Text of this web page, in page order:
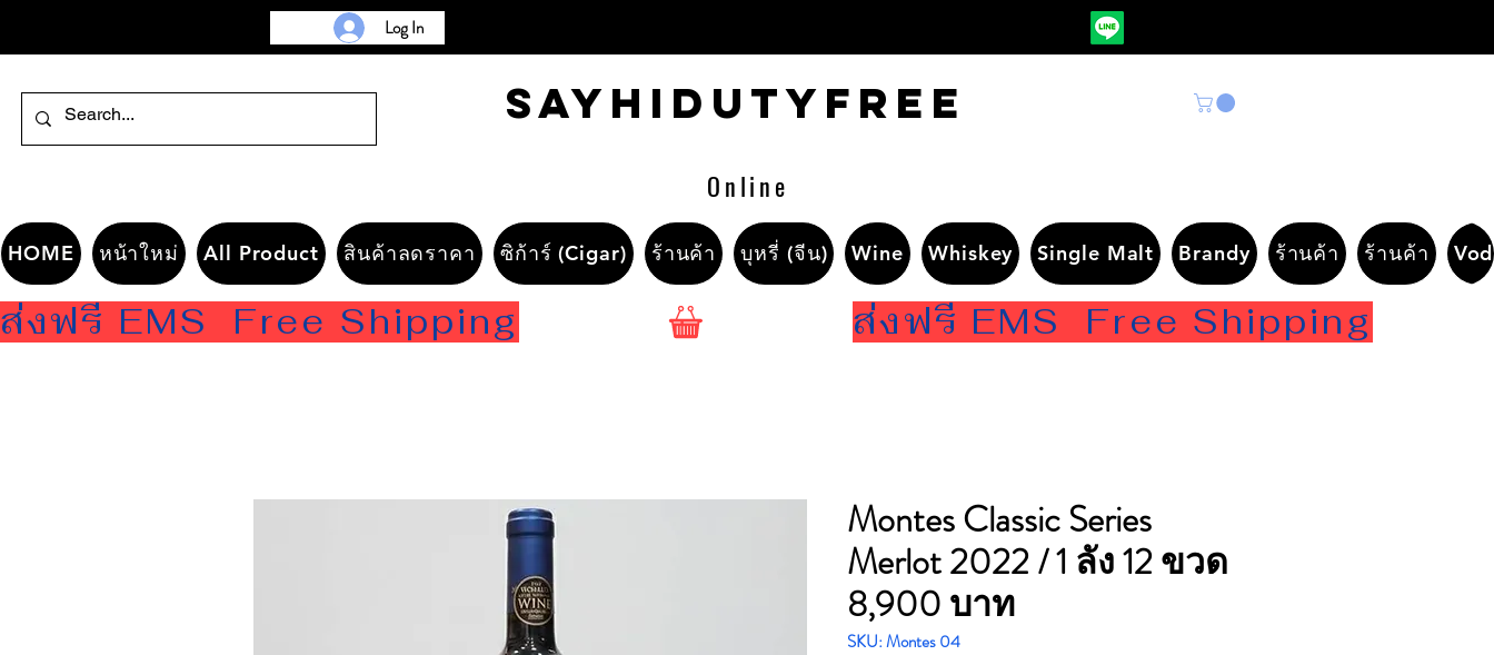
Log In
Sayhidutyfree
Online
HOME หน้าใหม่ All Product สินค้าลดราคา ซิก้าร์ (Cigar) ร้านค้า บุหรี่ (จีน) Wine Whiskey Single Malt Brandy ร้านค้า ร้านค้า
ส่งฟรี EMS  Free Shipping
Montes Classic Series
Merlot 2022 / 1 ลัง 12 ขวด
8,900 บาท
SKU: Montes 04